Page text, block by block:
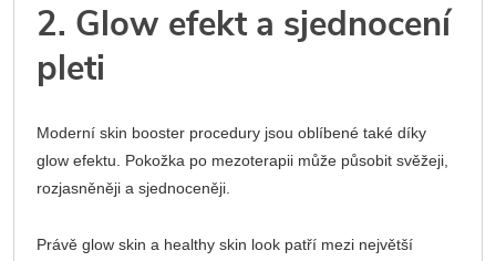
2. Glow efekt a sjednocení
pleti
Moderní skin booster procedury jsou oblíbené také díky
glow efektu. Pokožka po mezoterapii může působit svěžeji,
rozjasněněji a sjednoceněji.
Právě glow skin a healthy skin look patří mezi největší